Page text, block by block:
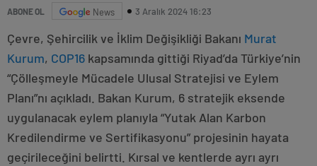
ABONE OL News 3 Aralık 2024 16:23
Çevre, Şehircilik ve İklim Değişikliği Bakanı Murat
Kurum, COP16 kapsamında gittiği Riyad’da Türkiye’nin
“Çölleşmeyle Mücadele Ulusal Stratejisi ve Eylem
Planı”nı açıkladı. Bakan Kurum, 6 stratejik eksende
uygulanacak eylem planıyla “Yutak Alan Karbon
Kredilendirme ve Sertifikasyonu” projesinin hayata
geçirileceğini belirtti. Kırsal ve kentlerde ayrı ayrı